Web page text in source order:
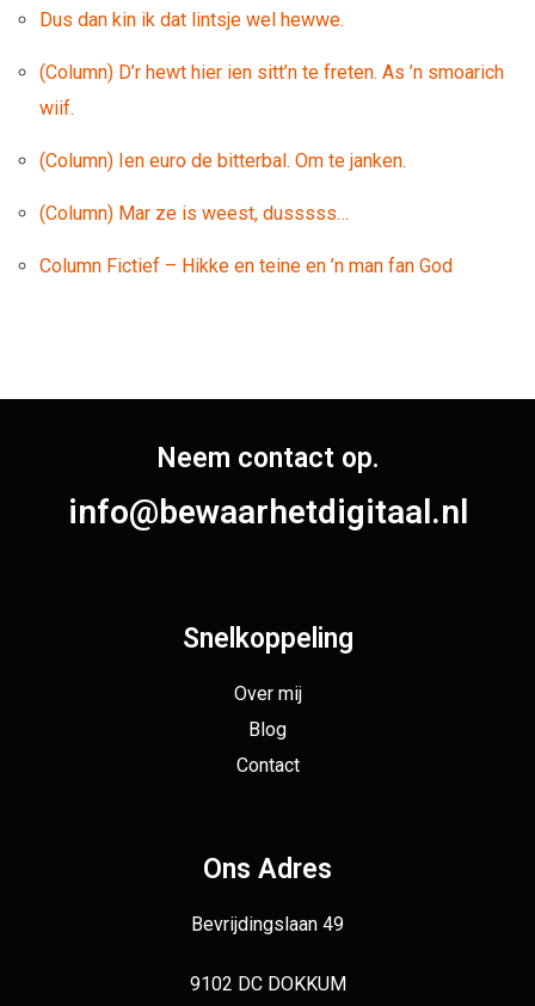
Dus dan kin ik dat lintsje wel hewwe.
(Column) D’r hewt hier ien sitt’n te freten. As ’n smoarich
wiif.
(Column) Ien euro de bitterbal. Om te janken.
(Column) Mar ze is weest, dusssss…
Column Fictief – Hikke en teine en ’n man fan God
Neem contact op.
info@bewaarhetdigitaal.nl
Snelkoppeling
Over mij
Blog
Contact
Ons Adres
Bevrijdingslaan 49
9102 DC DOKKUM